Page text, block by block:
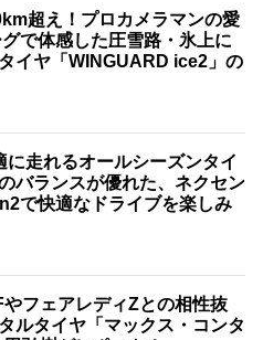
超え！プロカメラマンの愛
で体感した圧雪路・氷上に
イヤ「WINGUARD ice2」の
に走れるオールシーズンタイ
バランスが優れた、ネクセン
で快適なドライブを楽しみ
やフェアレディZとの相性抜
ルタイヤ「マックス・コンタ